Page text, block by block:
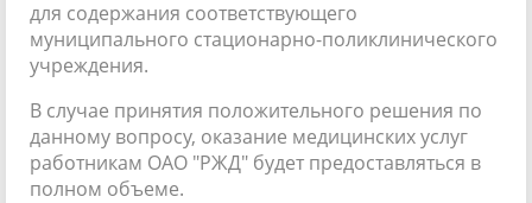
для содержания соответствующего
муниципального стационарно-поликлинического
учреждения.
В случае принятия положительного решения по
данному вопросу, оказание медицинских услуг
работникам ОАО "РЖД" будет предоставляться в
полном объеме.